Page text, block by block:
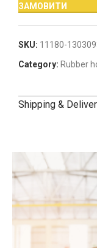
ЗАМОВИТИ
SKU: 11180-
Category: Rubber
Shipping &